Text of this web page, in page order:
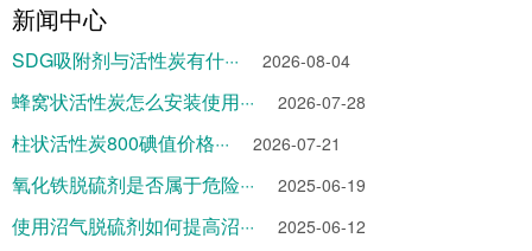
新闻中心
SDG吸附剂与活性炭有什··· 2026-08-04
蜂窝状活性炭怎么安装使用··· 2026-07-28
柱状活性炭800碘值价格··· 2026-07-21
氧化铁脱硫剂是否属于危险··· 2025-06-19
使用沼气脱硫剂如何提高沼··· 2025-06-12